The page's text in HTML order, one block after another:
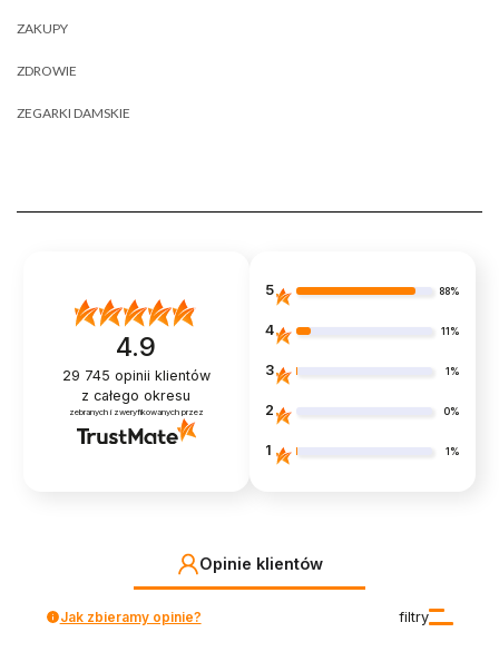
ZAKUPY
ZDROWIE
ZEGARKI DAMSKIE
4.9
29 745 opinii klientów
z całego okresu
zebranych i zweryfikowanych przez
5 88%
4 11%
3 1%
2 0%
1 1%
Opinie klientów
filtry
Jak zbieramy opinie?